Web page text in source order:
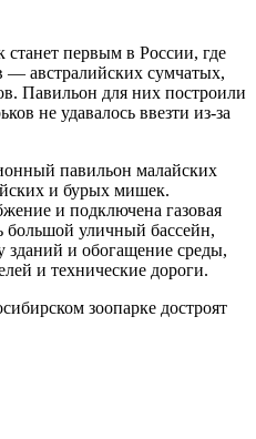
первым в России, где
— австралийских сумчатых,
Павильон для них построили
не удавалось ввезти из-за
павильон малайских
и бурых мишек.
и подключена газовая
большой уличный бассейн,
зданий и обогащение среды,
и технические дороги.